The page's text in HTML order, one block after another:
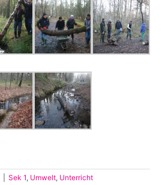
Sek 1, Umwelt, Unterricht